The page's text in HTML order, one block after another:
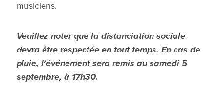
musiciens.
Veuillez noter que la distanciation sociale
devra être respectée en tout temps. En cas de
pluie, l’événement sera remis au samedi 5
septembre, à 17h30.